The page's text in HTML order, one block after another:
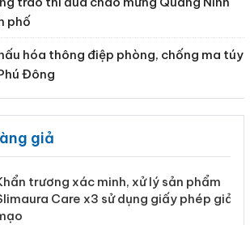
phố
hóa thông điệp phòng, chống ma túy
Đông
giả
Khẩn trương xác minh, xử lý sản phẩm
Slimaura Care x3 sử dụng giấy phép
giả mạo